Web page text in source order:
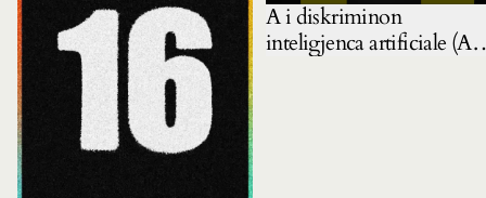
A i diskriminon
inteligjenca artificiale (AI)